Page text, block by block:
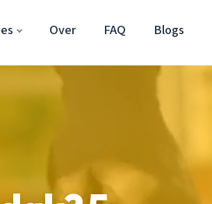
Over FAQ Blogs